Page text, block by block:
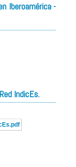
Iberoamérica -
IndicEs.